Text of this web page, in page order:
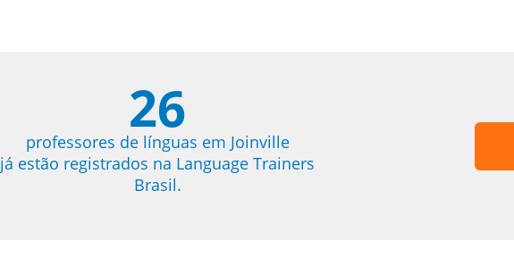
26
professores de línguas em Joinville
já estão registrados na Language Trainers
Brasil.